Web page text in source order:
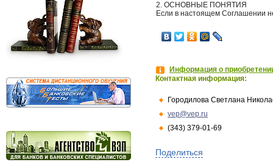
2. ОСНОВНЫЕ ПОНЯТИЯ
Если в настоящем Соглашении
Информация о
Контактная информация:
Городилова Светлана
vep@vep.ru
(343) 379-01-69
Поделиться